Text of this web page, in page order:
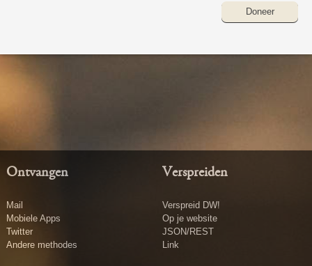
Doneer
Ontvangen
Mail
Mobiele Apps
Twitter
Andere methodes
Verspreiden
Verspreid DW!
Op je website
JSON/REST
Link